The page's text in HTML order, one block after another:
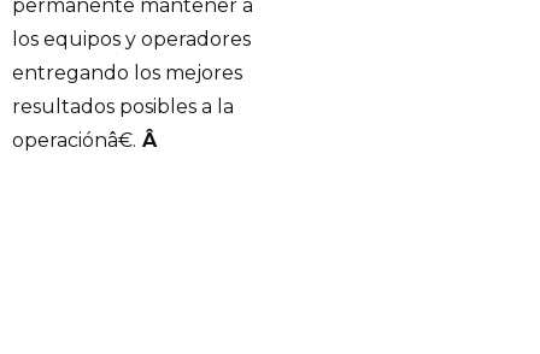
permanente mantener a
los equipos y operadores
entregando los mejores
resultados posibles a la
operaciónâ€. Â